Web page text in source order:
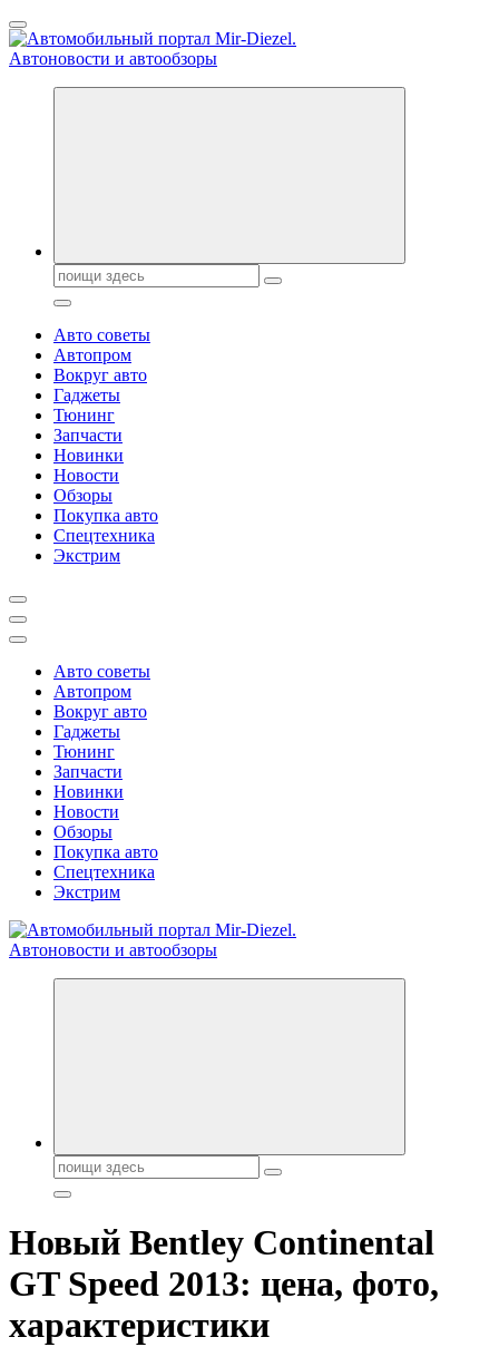
Перейти
к
содержанию
Справочник автомобилиста. Обзор новинок популярных
Поиск:
Авто советы
Автопром
Вокруг авто
Гаджеты
Тюнинг
Запчасти
Новинки
Новости
Обзоры
Покупка авто
Спецтехника
Экстрим
Авто советы
Автопром
Вокруг авто
Гаджеты
Тюнинг
Запчасти
Новинки
Новости
Обзоры
Покупка авто
Спецтехника
Экстрим
Справочник автомобилиста. Обзор новинок популярных
Поиск:
Новый Bentley Continental
GT Speed 2013: цена, фото,
характеристики